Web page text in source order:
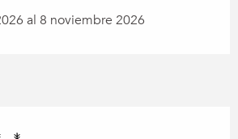
al 8 noviembre 2026